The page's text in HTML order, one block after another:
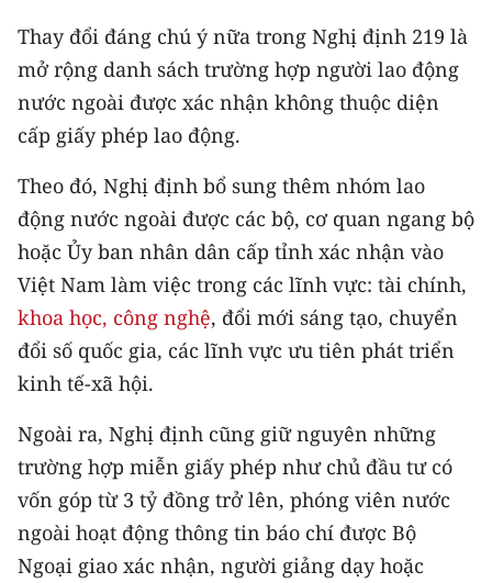
CHUYÊN ĐỀ
CÁC CHUYÊN TRANG
THỜI NAY
NHÂN DÂN CUỐI TUẦN
NHÂN DÂN HẰNG THÁNG
MUA BÁO
ĐỌC BÁO IN
ENGLISH
中文
Thay đổi đáng chú ý nữa trong Nghị định 219 là
mở rộng danh sách trường hợp người lao động
nước ngoài được xác nhận không thuộc diện
cấp giấy phép lao động.
Theo đó, Nghị định bổ sung thêm nhóm lao
động nước ngoài được các bộ, cơ quan ngang bộ
hoặc Ủy ban nhân dân cấp tỉnh xác nhận vào
Việt Nam làm việc trong các lĩnh vực: tài chính,
khoa học, công nghệ, đổi mới sáng tạo, chuyển
đổi số quốc gia, các lĩnh vực ưu tiên phát triển
kinh tế-xã hội.
Ngoài ra, Nghị định cũng giữ nguyên những
trường hợp miễn giấy phép như chủ đầu tư có
vốn góp từ 3 tỷ đồng trở lên, phóng viên nước
ngoài hoạt động thông tin báo chí được Bộ
Ngoại giao xác nhận, người giảng dạy hoặc